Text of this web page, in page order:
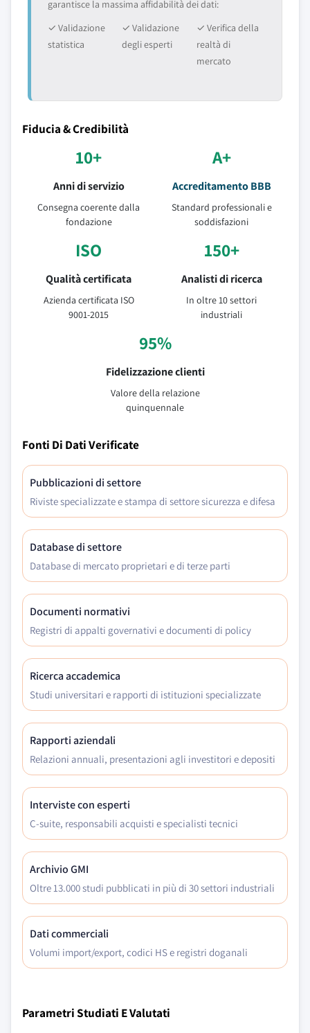
garantisce la massima affidabilità dei dati:
✓ Validazione
statistica
✓ Validazione
degli esperti
✓ Verifica della
realtà di
mercato
Fiducia & Credibilità
10+
Anni di servizio
Consegna coerente dalla
fondazione
A+
Accreditamento BBB
Standard professionali e
soddisfazioni
ISO
Qualità certificata
Azienda certificata ISO
9001-2015
150+
Analisti di ricerca
In oltre 10 settori
industriali
95%
Fidelizzazione clienti
Valore della relazione
quinquennale
Fonti Di Dati Verificate
Pubblicazioni di settore
Riviste specializzate e stampa di settore sicurezza e difesa
Database di settore
Database di mercato proprietari e di terze parti
Documenti normativi
Registri di appalti governativi e documenti di policy
Ricerca accademica
Studi universitari e rapporti di istituzioni specializzate
Rapporti aziendali
Relazioni annuali, presentazioni agli investitori e depositi
Interviste con esperti
C-suite, responsabili acquisti e specialisti tecnici
Archivio GMI
Oltre 13.000 studi pubblicati in più di 30 settori industriali
Dati commerciali
Volumi import/export, codici HS e registri doganali
Parametri Studiati E Valutati